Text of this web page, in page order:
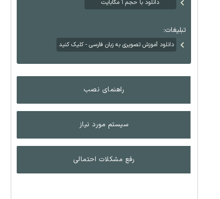
دانلود با حجم ۱ مگابایت
تبلیغات:
دانلود آموزش تصویری به زبان فارسی - کلیک کنید
راهنمای نصب
سیستم مورد نیاز
رفع مشکلات احتمالی